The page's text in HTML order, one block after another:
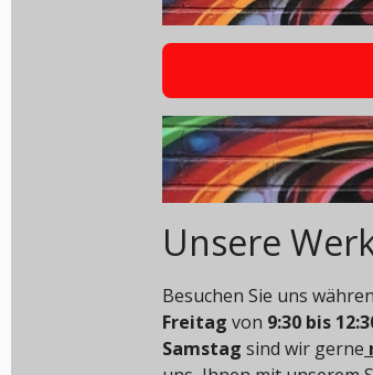
Unsere
Besuchen Sie uns
Freitag von 9:30 bis
Samstag sind wir gerne